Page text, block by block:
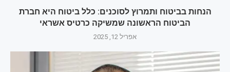
הנחות בביטוח ותמרוץ לסוכנים: כלל ביטוח היא חברת
הביטוח הראשונה שמשיקה כרטיס אשראי
אפריל 12, 2025